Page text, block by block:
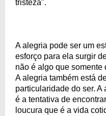
tristeza".
A alegria pode ser um
esforço para ela surgir
não é algo que somente
A alegria também está
particularidade do ser.
é a tentativa de
loucura que é a vida